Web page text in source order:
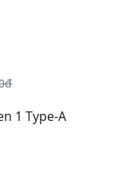
1 Type-A